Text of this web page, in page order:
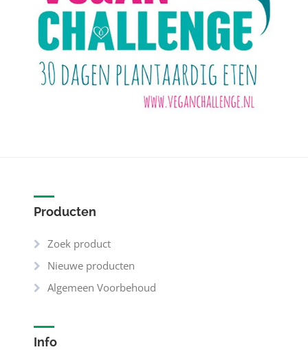
Producten
Zoek product
Nieuwe producten
Algemeen Voorbehoud
Info